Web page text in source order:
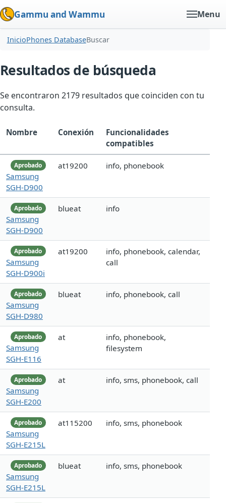
Gammu and Wammu Menu
InicioPhones DatabaseBuscar
Resultados de búsqueda
Se encontraron 2179 resultados que coinciden con tu
consulta.
Nombre Conexión
Funcionalidades
compatibles
Aprobado
Samsung
SGH-D900
at19200 info, phonebook
Aprobado
Samsung
SGH-D900
blueat info
Aprobado
Samsung
SGH-D900i
at19200
info, phonebook, calendar,
call
Aprobado
Samsung
SGH-D980
blueat info, phonebook, call
Aprobado
Samsung
SGH-E116
at
info, phonebook,
filesystem
Aprobado
Samsung
SGH-E200
at info, sms, phonebook, call
Aprobado
Samsung
SGH-E215L
at115200 info, sms, phonebook
Aprobado
Samsung
SGH-E215L
blueat info, sms, phonebook